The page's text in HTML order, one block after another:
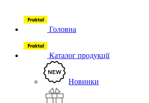
Головна
Каталог продукції
Новинки